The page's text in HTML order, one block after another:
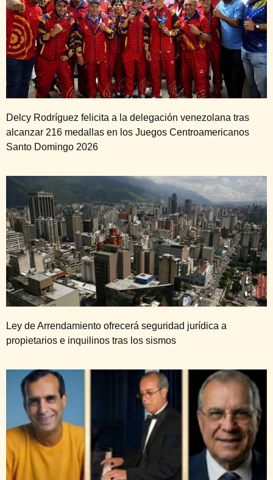
Delcy Rodríguez felicita a la delegación venezolana tras
alcanzar 216 medallas en los Juegos Centroamericanos
Santo Domingo 2026
Ley de Arrendamiento ofrecerá seguridad jurídica a
propietarios e inquilinos tras los sismos